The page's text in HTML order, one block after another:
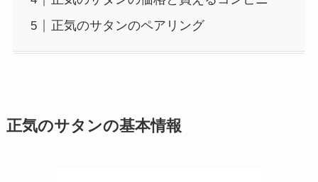
正気のサタンのペアリング
正気のサタンの基本情報